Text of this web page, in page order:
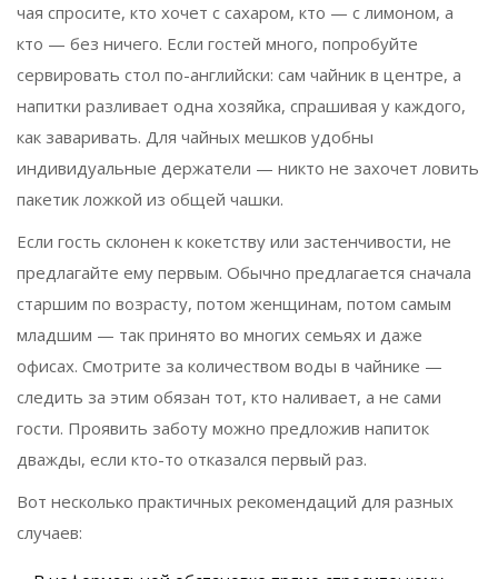
чая спросите, кто хочет с сахаром, кто — с лимоном, а
кто — без ничего. Если гостей много, попробуйте
сервировать стол по-английски: сам чайник в центре, а
напитки разливает одна хозяйка, спрашивая у каждого,
как заваривать. Для чайных мешков удобны
индивидуальные держатели — никто не захочет ловить
пакетик ложкой из общей чашки.
Если гость склонен к кокетству или застенчивости, не
предлагайте ему первым. Обычно предлагается сначала
старшим по возрасту, потом женщинам, потом самым
младшим — так принято во многих семьях и даже
офисах. Смотрите за количеством воды в чайнике —
следить за этим обязан тот, кто наливает, а не сами
гости. Проявить заботу можно предложив напиток
дважды, если кто-то отказался первый раз.
Вот несколько практичных рекомендаций для разных
случаев: